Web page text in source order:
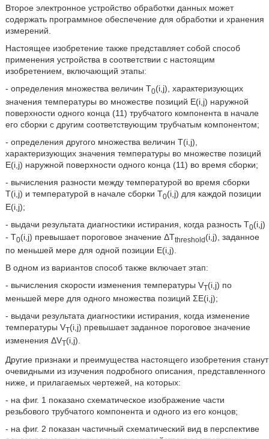
Второе электронное устройство обработки данных может
содержать программное обеспечение для обработки и хранения
измерений.
Настоящее изобретение также представляет собой способ
применения устройства в соответствии с настоящим
изобретением, включающий этапы:
- определения множества величин T0(i,j), характеризующих
значения температуры во множестве позиций E(i,j) наружной
поверхности одного конца (11) трубчатого компонента в начале
его сборки с другим соответствующим трубчатым компонентом;
- определения другого множества величин T(i,j),
характеризующих значения температуры во множестве позиций
E(i,j) наружной поверхности одного конца (11) во время сборки;
- вычисления разности между температурой во время сборки
T(i,j) и температурой в начале сборки T0(i,j) для каждой позиции
E(i,j);
- выдачи результата диагностики истирания, когда разность T0(i,j)
- T0(i,j) превышает пороговое значение ΔTthreshold (i,j), заданное
по меньшей мере для одной позиции E(i,j).
В одном из вариантов способ также включает этап:
- вычисления скорости изменения температуры VT(i,j) по
меньшей мере для одного множества позиций ΣE(i,j);
- выдачи результата диагностики истирания, когда изменение
температуры VT(i,j) превышает заданное пороговое значение
изменения ΔVT(i,j).
Другие признаки и преимущества настоящего изобретения станут
очевидными из изучения подробного описания, представленного
ниже, и прилагаемых чертежей, на которых:
- на фиг. 1 показано схематическое изображение части
резьбового трубчатого компонента и одного из его концов;
- на фиг. 2 показан частичный схематический вид в перспективе